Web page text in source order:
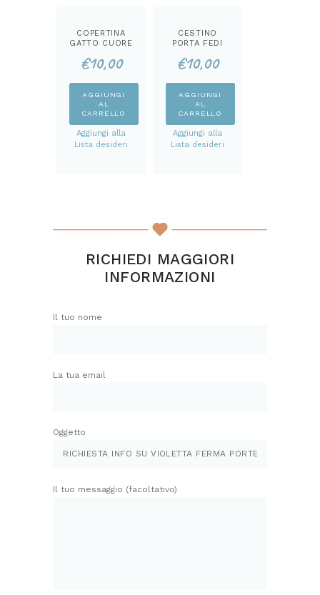
COPERTINA
GATTO CUORE
LO
€10,00
AGGIUNGI
AL
CARRELLO
Aggiungi alla
Lista desideri
CESTINO
PORTA FEDI
LO
€10,00
AGGIUNGI
AL
CARRELLO
Aggiungi alla
Lista desideri
RICHIEDI MAGGIORI
INFORMAZIONI
Il tuo nome
La tua email
Oggetto
Il tuo messaggio (facoltativo)